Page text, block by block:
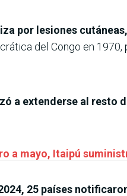
por lesiones
del Congo en
a extenderse al resto
a mayo, Itaipú
25 países